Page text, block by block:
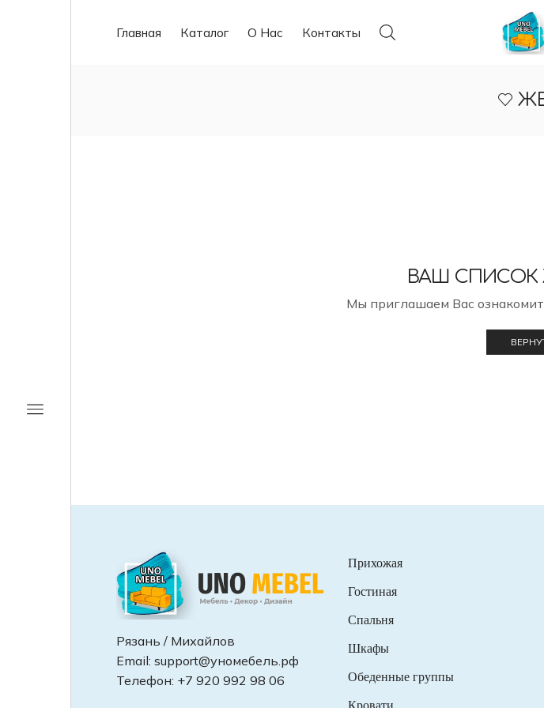
Главная Каталог О Нас Контакты
ВАШ СПИСОК
Мы приглашаем Вас
Рязань / Михайлов
Email: support@уномебель.рф
Телефон: +7 920 992 98 06
Прихожая
Гостиная
Спальня
Шкафы
Обеденные группы
Кровати